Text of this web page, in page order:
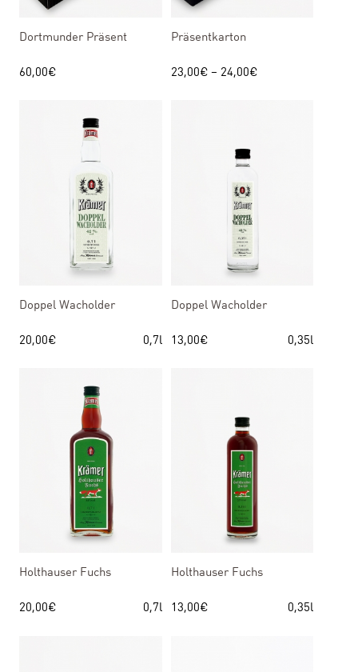
Dortmunder Präsent
60,00€
Präsentkarton
23,00€– 24,00€
Doppel Wacholder
20,00€ 0,7l
Doppel Wacholder
13,00€ 0,35l
Holthauser Fuchs
20,00€ 0,7l
Holthauser Fuchs
13,00€ 0,35l